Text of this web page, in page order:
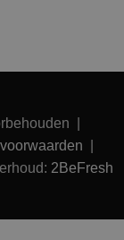
|
2BeFresh